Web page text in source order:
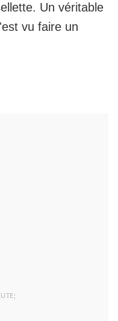
Un véritable
vu faire un